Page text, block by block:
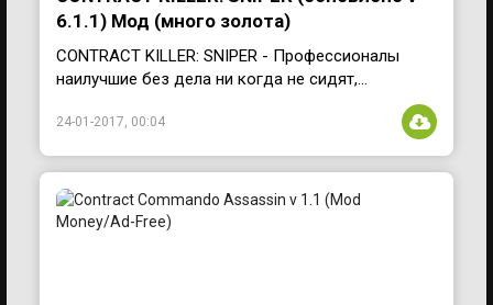
6.1.1) Мод (много золота)
CONTRACT KILLER: SNIPER - Профессионалы
наилучшие без дела ни когда не сидят,...
24-01-2017, 00:04